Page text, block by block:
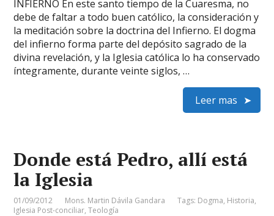
INFIERNO En este santo tiempo de la Cuaresma, no
debe de faltar a todo buen católico, la consideración y
la meditación sobre la doctrina del Infierno. El dogma
del infierno forma parte del depósito sagrado de la
divina revelación, y la Iglesia católica lo ha conservado
íntegramente, durante veinte siglos, …
Leer mas
Donde está Pedro, allí está
la Iglesia
01/09/2012 Mons. Martin Dávila Gandara Tags: Dogma, Historia,
Iglesia Post-conciliar,Teología